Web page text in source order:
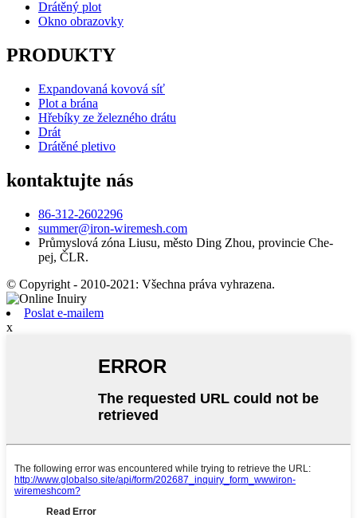
Drátěný plot
Okno obrazovky
PRODUKTY
Expandovaná kovová síť
Plot a brána
Hřebíky ze železného drátu
Drát
Drátěné pletivo
kontaktujte nás
86-312-2602296
summer@iron-wiremesh.com
Průmyslová zóna Liusu, město Ding Zhou, provincie Che-
pej, ČLR.
© Copyright - 2010-2021: Všechna práva vyhrazena.
Poslat e-mailem
x